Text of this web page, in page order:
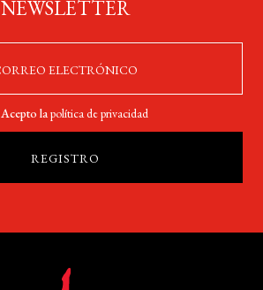
NEWSLETTER
Acepto lapolítica de privacidad